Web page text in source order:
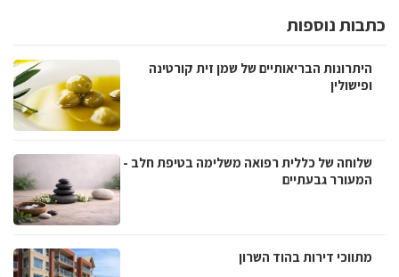
כתבות נוספות
היתרונות הבריאותיים של שמן זית קורטינה
ופישולין
שלוחה של כללית רפואה משלימה בטיפת חלב -
המעורר גבעתיים
מתווכי דירות בהוד השרון